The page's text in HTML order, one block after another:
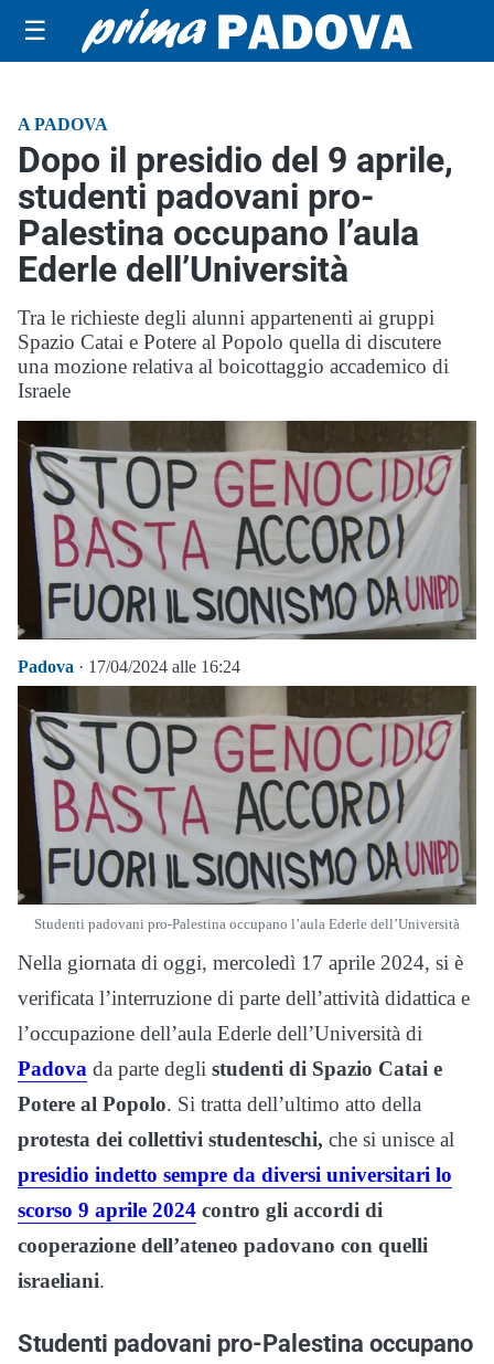
☰
A PADOVA
Dopo il presidio del 9 aprile,
studenti padovani pro-
Palestina occupano l’aula
Ederle dell’Università
Tra le richieste degli alunni appartenenti ai gruppi
Spazio Catai e Potere al Popolo quella di discutere
una mozione relativa al boicottaggio accademico di
Israele
Padova · 17/04/2024 alle 16:24
Studenti padovani pro-Palestina occupano l’aula Ederle dell’Università
Nella giornata di oggi, mercoledì 17 aprile 2024, si è
verificata l’interruzione di parte dell’attività didattica e
l’occupazione dell’aula Ederle dell’Università di
Padova da parte degli studenti di Spazio Catai e
Potere al Popolo. Si tratta dell’ultimo atto della
protesta dei collettivi studenteschi, che si unisce al
presidio indetto sempre da diversi universitari lo
scorso 9 aprile 2024 contro gli accordi di
cooperazione dell’ateneo padovano con quelli
israeliani.
Studenti padovani pro-Palestina occupano